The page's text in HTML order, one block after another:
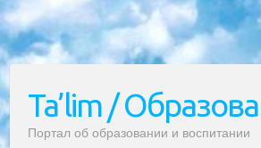
Ta’lim /
Портал об образовании и воспитании